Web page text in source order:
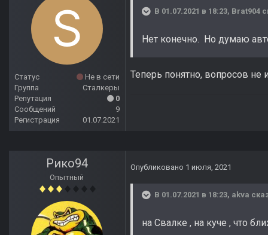
Статус
Не в сети
Группа
Сталкеры
Репутация
0
Сообщений
9
Регистрация
01.07.2021
В 01.07.2021 в 18:23, Brat904
Нет конечно. Но думаю
Теперь понятно, вопросов не
Рико94
Опытный
Опубликовано 1 июля, 2021
В 01.07.2021 в 18:23, akva
на Свалке , на куче , что